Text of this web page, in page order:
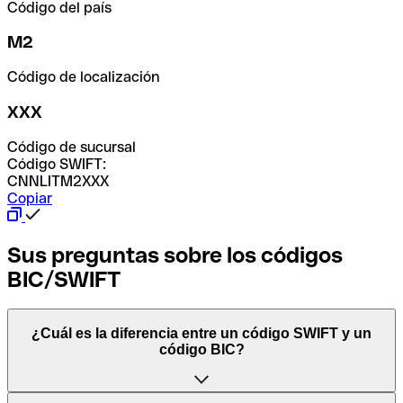
Código del país
M2
Código de localización
XXX
Código de sucursal
Código SWIFT:
CNNLITM2XXX
Copiar
Sus preguntas sobre los códigos
BIC/SWIFT
¿Cuál es la diferencia entre un código SWIFT y un
código BIC?